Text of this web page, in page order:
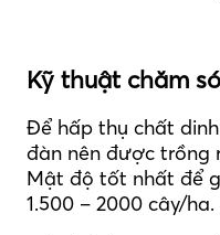
Kỹ thuật chăm
Để hấp thụ chất
đàn nên được trồng
Mật độ tốt nhất để
1.500 – 2000 cây/ha.